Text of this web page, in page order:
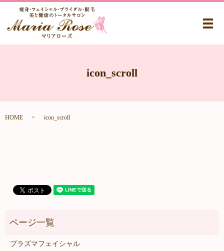
メ
icon_scroll
HOME icon_scroll
プラズマフェイシャル